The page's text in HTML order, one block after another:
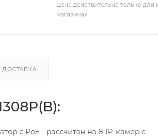
Цена действительна только для
магазинах
ДОСТАВКА
c PoE - рассчитан на 8 IP-камер с